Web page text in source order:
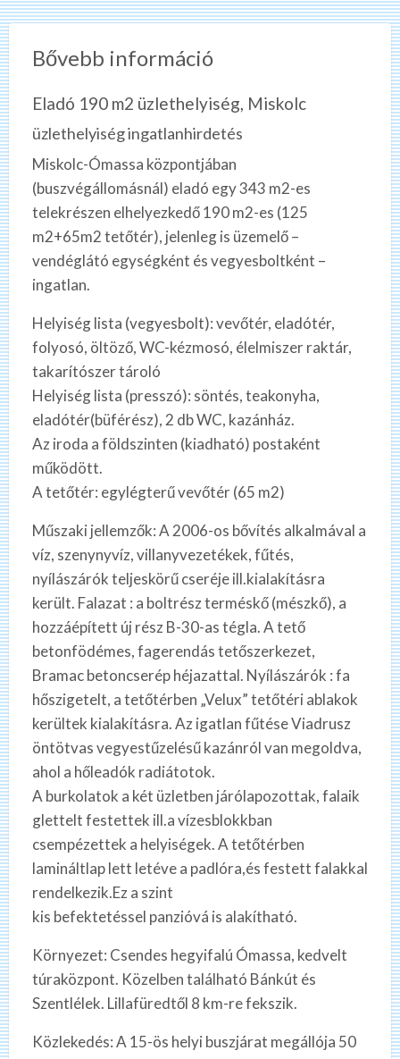
Bővebb információ
Eladó 190 m2 üzlethelyiség, Miskolc
üzlethelyiség ingatlanhirdetés
Miskolc-Ómassa központjában
(buszvégállomásnál) eladó egy 343 m2-es
telekrészen elhelyezkedő 190 m2-es (125
m2+65m2 tetőtér), jelenleg is üzemelő –
vendéglátó egységként és vegyesboltként –
ingatlan.
Helyiség lista (vegyesbolt): vevőtér, eladótér,
folyosó, öltöző, WC-kézmosó, élelmiszer raktár,
takarítószer tároló
Helyiség lista (presszó): söntés, teakonyha,
eladótér(büférész), 2 db WC, kazánház.
Az iroda a földszinten (kiadható) postaként
működött.
A tetőtér: egylégterű vevőtér (65 m2)
Műszaki jellemzők: A 2006-os bővítés alkalmával a
víz, szenynyvíz, villanyvezetékek, fűtés,
nyílászárók teljeskörű cseréje ill.kialakításra
került. Falazat : a boltrész terméskő (mészkő), a
hozzáépített új rész B-30-as tégla. A tető
betonfödémes, fagerendás tetőszerkezet,
Bramac betoncserép héjazattal. Nyílászárók : fa
hőszigetelt, a tetőtérben „Velux” tetőtéri ablakok
kerültek kialakításra. Az igatlan fűtése Viadrusz
öntötvas vegyestűzelésű kazánról van megoldva,
ahol a hőleadók radiátotok.
A burkolatok a két üzletben járólapozottak, falaik
glettelt festettek ill.a vízesblokkban
csempézettek a helyiségek. A tetőtérben
lamináltlap lett letéve a padlóra,és festett falakkal
rendelkezik.Ez a szint
kis befektetéssel panzióvá is alakítható.
Környezet: Csendes hegyifalú Ómassa, kedvelt
túraközpont. Közelben található Bánkút és
Szentlélek. Lillafüredtől 8 km-re fekszik.
Közlekedés: A 15-ös helyi buszjárat megállója 50